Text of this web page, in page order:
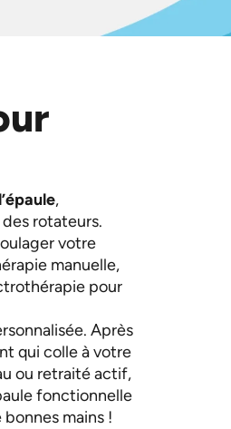
,
rotateurs.
votre
manuelle,
pour
Après
qui colle à votre
ou retraité actif,
fonctionnelle
mains !